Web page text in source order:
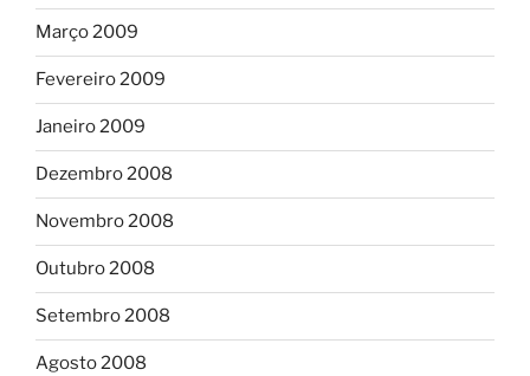
Março 2009
Fevereiro 2009
Janeiro 2009
Dezembro 2008
Novembro 2008
Outubro 2008
Setembro 2008
Agosto 2008